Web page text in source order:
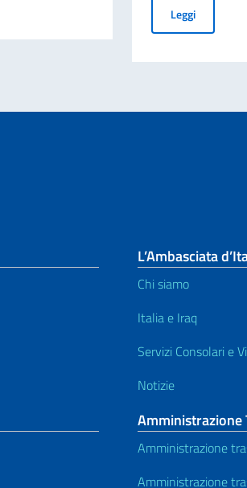
LeggiDialogo
L’Ambasciata
Chi siamo
Italia e Iraq
Servizi Consolari e
Notizie
Amministrazione
Amministrazione
Amministrazione